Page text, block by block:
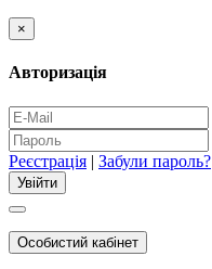
×
Авторизація
Реєстрація | Забули пароль?
Особистий кабінет